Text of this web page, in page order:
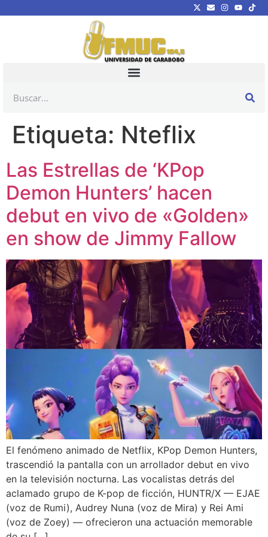
Etiqueta: Nteflix
Las Estrellas de ‘KPop
Demon Hunters’ hacen
debut en vivo de «Golden»
en show de Jimmy Fallow
El fenómeno animado de Netflix, KPop Demon Hunters,
trascendió la pantalla con un arrollador debut en vivo
en la televisión nocturna. Las vocalistas detrás del
aclamado grupo de K-pop de ficción, HUNTR/X — EJAE
(voz de Rumi), Audrey Nuna (voz de Mira) y Rei Ami
(voz de Zoey) — ofrecieron una actuación memorable